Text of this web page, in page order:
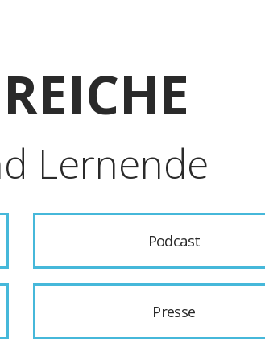
Lernende
Podcast
Presse